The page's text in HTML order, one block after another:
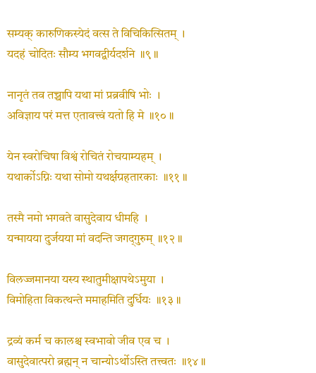
सम्यक् कारुणिकस्येदं वत्स ते विचिकित्सितम् ।
यदहं चोदितः सौम्य भगवद्वीर्यदर्शने ॥९॥
नानृतं तव तच्चापि यथा मां प्रब्रवीषि भोः ।
अविज्ञाय परं मत्त एतावत्त्वं यतो हि मे ॥१०॥
येन स्वरोचिषा विश्वं रोचितं रोचयाम्यहम् ।
यथार्कोऽग्निः यथा सोमो यथर्क्षग्रहतारकाः ॥११॥
तस्मै नमो भगवते वासुदेवाय धीमहि ।
यन्मायया दुर्जयया मां वदन्ति जगद्‍गुरुम् ॥१२॥
विलज्जमानया यस्य स्थातुमीक्षापथेऽमुया ।
विमोहिता विकत्थन्ते ममाहमिति दुर्धियः ॥१३॥
द्रव्यं कर्म च कालश्च स्वभावो जीव एव च ।
वासुदेवात्परो ब्रह्मन् न चान्योऽर्थोऽस्ति तत्त्वतः ॥१४॥